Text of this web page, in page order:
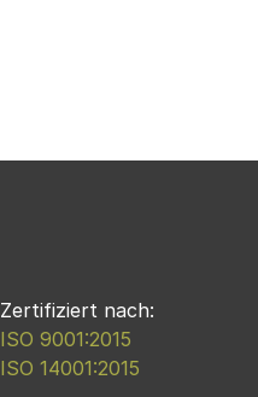
Zertifiziert nach:
ISO 9001:2015
ISO 14001:2015